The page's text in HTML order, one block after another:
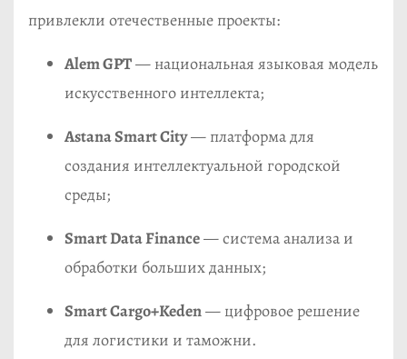
привлекли отечественные проекты:
Alem GPT— национальная языковая модель
искусственного интеллекта;
Astana Smart City— платформа для
создания интеллектуальной городской
среды;
Smart Data Finance— система анализа и
обработки больших данных;
Smart Cargo+Keden— цифровое решение
для логистики и таможни.